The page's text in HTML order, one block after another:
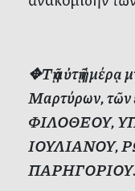
✥Τῇ αὐτῇ
Μαρτύρων, τῶν
ΦΙΛΟΘΕΟΥ,
ΙΟΥΛΙΑΝΟΥ,
ΠΑΡΗΓΟΡΙΟΥ.